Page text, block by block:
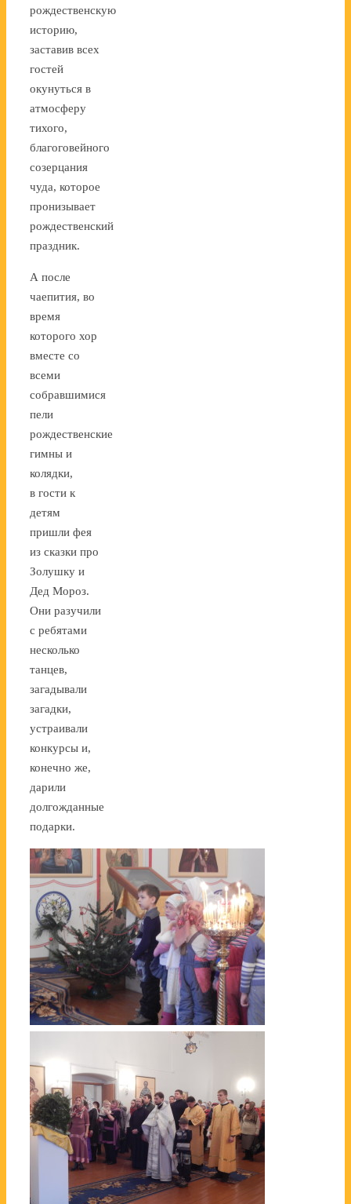
рождественскую
историю,
заставив всех
гостей
окунуться в
атмосферу
тихого,
благоговейного
созерцания
чуда, которое
пронизывает
рождественский
праздник.
А после
чаепития, во
время
которого хор
вместе со
всеми
собравшимися
пели
рождественские
гимны и
колядки,
в гости к
детям
пришли фея
из сказки про
Золушку и
Дед Мороз.
Они разучили
с ребятами
несколько
танцев,
загадывали
загадки,
устраивали
конкурсы и,
конечно же,
дарили
долгожданные
подарки.